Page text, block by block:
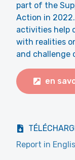
part of the
Action in
activities help
with realities
and challenge
en
Report in